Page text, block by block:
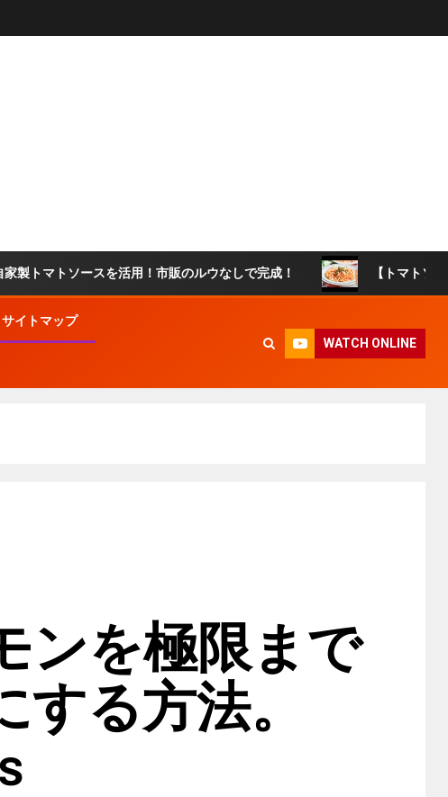
ソースを活用！市販のルウなしで完成！ 【トマトソースリゾッ
サイトマップ
WATCH ONLINE
ンを極限まで
する方法。